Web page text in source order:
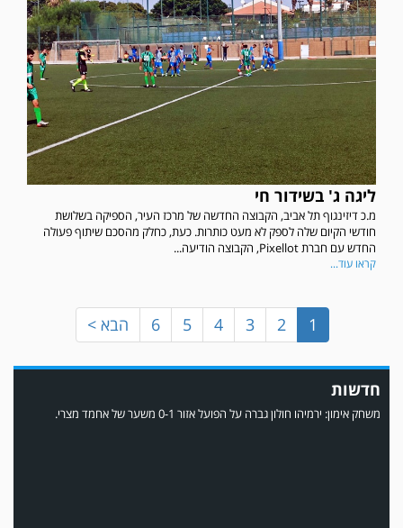
ליגה ג' בשידור חי
מ.כ דיזינגוף תל אביב, הקבוצה החדשה של מרכז העיר, הספיקה בשלושת
חודשי הקיום שלה לספק לא מעט כותרות. כעת, כחלק מהסכם שיתוף פעולה
החדש עם חברת Pixellot, הקבוצה הודיעה...
קראו עוד...
1
2
3
4
5
6 הבא >
חדשות
במשחק אימון שהתקיים הבוקר יום ה' ניצחה קרית מלאכי את עירוני אשדוד 5-0.
משחק אימון: ירמיהו חולון גברה על הפועל אזור 0-1 משער של אחמד מצרי.